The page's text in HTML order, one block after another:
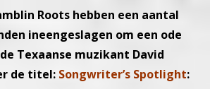
Roots hebben een aantal
ineengeslagen om een ode
Texaanse muzikant David
de titel: Songwriter’s Spotlight: